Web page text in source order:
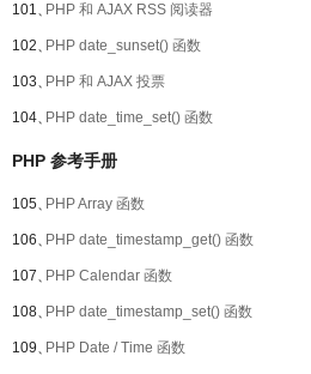
101、PHP 和 AJAX RSS 阅读器
102、PHP date_sunset() 函数
103、PHP 和 AJAX 投票
104、PHP date_time_set() 函数
PHP 参考手册
105、PHP Array 函数
106、PHP date_timestamp_get() 函数
107、PHP Calendar 函数
108、PHP date_timestamp_set() 函数
109、PHP Date / Time 函数